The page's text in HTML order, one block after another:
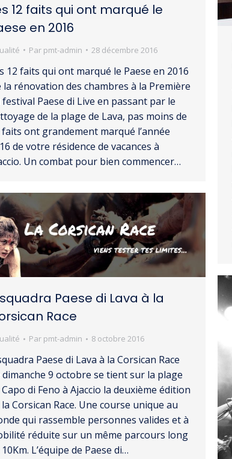
12 faits qui ont marqué le
en 2016
Par pmt-admin 28 décembre 2016
12 faits qui ont marqué le Paese en 2016
la rénovation des chambres à la Première
festival Paese di Live en passant par le
de la plage de Lava, pas moins de
faits ont grandement marqué l’année
de votre résidence de vacances à
Un combat pour bien commencer…
Paese di Lava à la
Race
Par pmt-admin 8 octobre 2016
Paese di Lava à la Corsican Race
dimanche 9 octobre se tient sur la plage
di Feno à Ajaccio la deuxième édition
Corsican Race. Une course unique au
qui rassemble personnes valides et à
réduite sur un même parcours long
L’équipe de Paese di…